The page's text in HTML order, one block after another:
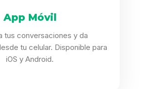
App Móvil
tus conversaciones y da
tu celular. Disponible para
iOS y Android.